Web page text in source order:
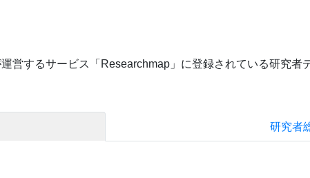
営するサービス「Researchmap」に登録されている研究者
研究者